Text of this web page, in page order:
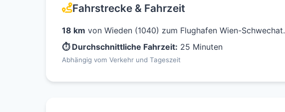
Fahrstrecke & Fahrzeit
18 km von Wieden (1040) zum Flughafen Wien-Schwechat.
⏱ Durchschnittliche Fahrzeit: 25 Minuten
Abhängig vom Verkehr und Tageszeit